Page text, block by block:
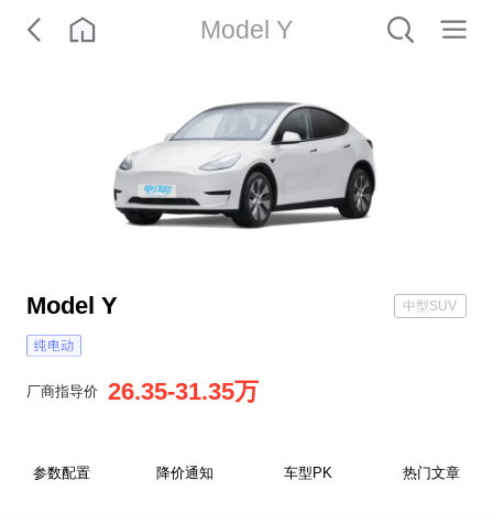
Model Y
Model Y 中型SUV
厂商指导价 26.35-31.35万
参数配置 降价通知 车型PK 热门文章